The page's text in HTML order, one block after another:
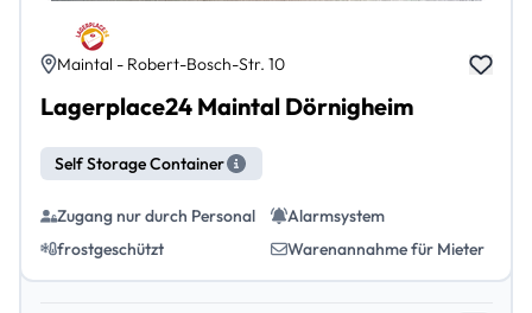
Maintal - Robert-Bosch-Str. 10
Lagerplace24 Maintal Dörnigheim
Self Storage Container
Zugang nur durch Personal
Alarmsystem
frostgeschützt
Warenannahme für Mieter